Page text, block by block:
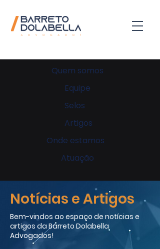
Atuação
Quem somos
Equipe
Selos
Artigos
Onde estamos
Notícias e Artigos
Bem-vindos ao espaço de notícias e
artigos da Barreto Dolabella
Advogados!